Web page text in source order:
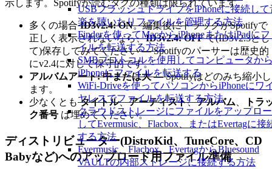
USBフラッシュドライブをiPhoneに接続して
楽を聴いたりファイルを管理する方法
Finderを使ってMacからiPhoneまたはiPadに
イルを転送する方法
SMBプロトコルを使用してコンピュータか
iPhoneにファイルを転送する
WiFi-Driveを使ってパソコンからiPhoneにワ
ヤレスでファイルを転送する方法
クラウドストレージにファイルをアップロ
してEvermusic、Flacbox、またはEvertagに接
する方法
Evermusic、Flacbox、EvertagからBluesound
VAULTの内部ストレージに接続する方法
示します。Spotifyが読むタグの種類は限られています。
多くの場合ID3v2.4: ON。編集後にトラックがSpotifyで
正しく表示されないなら、ID3v2.4: OFFで(ID3v2.3とし
て)保存してみてください — Spotifyのパーサーは歴史的
にv2.4に対して保守的です。
アルバムアート: 中または大— Spotifyはどのみち縮小し
ます。
少なくともタイトル、アーティスト、アルバム
トラ
ク番号 は埋めてください。
ディストリビューター(DistroKid、TuneCore、CD
Babyなど)へのアップロード用ファイル準備